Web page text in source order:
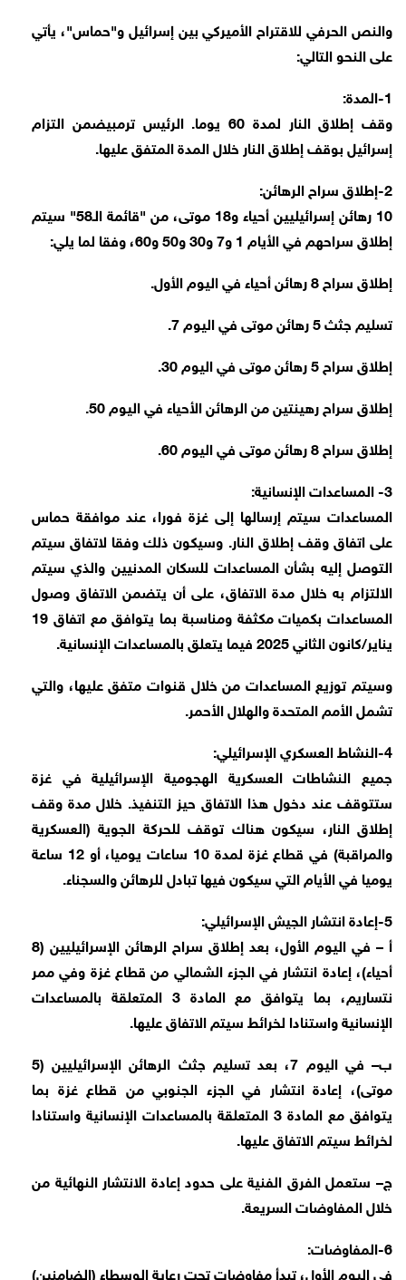
والنص الحرفي للاقتراح الأميركي بين إسرائيل و"حماس"، يأتي
على النحو التالي:
1-المدة:
وقف إطلاق النار لمدة 60 يوما. الرئيس ترمبيضمن التزام
إسرائيل بوقف إطلاق النار خلال المدة المتفق عليها.
2-إطلاق سراح الرهائن:
10 رهائن إسرائيليين أحياء و18 موتى، من "قائمة الـ58" سيتم
إطلاق سراحهم في الأيام 1 و7 و30 و50 و60، وفقا لما يلي:
إطلاق سراح 8 رهائن أحياء في اليوم الأول.
تسليم جثث 5 رهائن موتى في اليوم 7.
إطلاق سراح 5 رهائن موتى في اليوم 30.
إطلاق سراح رهينتين من الرهائن الأحياء في اليوم 50.
إطلاق سراح 8 رهائن موتى في اليوم 60.
3- المساعدات الإنسانية:
المساعدات سيتم إرسالها إلى غزة فورا، عند موافقة حماس
على اتفاق وقف إطلاق النار. وسيكون ذلك وفقا لاتفاق سيتم
التوصل إليه بشأن المساعدات للسكان المدنيين والذي سيتم
الالتزام به خلال مدة الاتفاق، على أن يتضمن الاتفاق وصول
المساعدات بكميات مكثفة ومناسبة بما يتوافق مع اتفاق 19
يناير/كانون الثاني 2025 فيما يتعلق بالمساعدات الإنسانية.
وسيتم توزيع المساعدات من خلال قنوات متفق عليها، والتي
تشمل الأمم المتحدة والهلال الأحمر.
4-النشاط العسكري الإسرائيلي:
جميع النشاطات العسكرية الهجومية الإسرائيلية في غزة
ستتوقف عند دخول هذا الاتفاق حيز التنفيذ. خلال مدة وقف
إطلاق النار، سيكون هناك توقف للحركة الجوية (العسكرية
والمراقبة) في قطاع غزة لمدة 10 ساعات يوميا، أو 12 ساعة
يوميا في الأيام التي سيكون فيها تبادل للرهائن والسجناء.
5-إعادة انتشار الجيش الإسرائيلي:
أ – في اليوم الأول، بعد إطلاق سراح الرهائن الإسرائيليين (8
أحياء)، إعادة انتشار في الجزء الشمالي من قطاع غزة وفي ممر
نتساريم، بما يتوافق مع المادة 3 المتعلقة بالمساعدات
الإنسانية واستنادا لخرائط سيتم الاتفاق عليها.
ب– في اليوم 7، بعد تسليم جثث الرهائن الإسرائيليين (5
موتى)، إعادة انتشار في الجزء الجنوبي من قطاع غزة بما
يتوافق مع المادة 3 المتعلقة بالمساعدات الإنسانية واستنادا
لخرائط سيتم الاتفاق عليها.
ج– ستعمل الفرق الفنية على حدود إعادة الانتشار النهائية من
خلال المفاوضات السريعة.
6-المفاوضات:
في اليوم الأول، تبدأ مفاوضات تحت رعاية الوسطاء (الضامنين)